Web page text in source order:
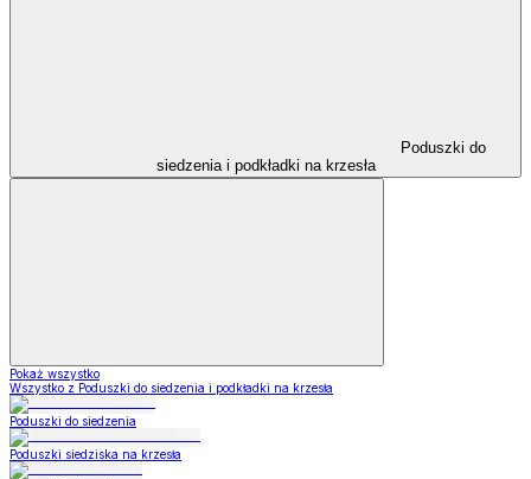
Poduszki do
siedzenia i podkładki na krzesła
Pokaż wszystko
Wszystko z Poduszki do siedzenia i podkładki na krzesła
Poduszki do siedzenia
Poduszki siedziska na krzesła